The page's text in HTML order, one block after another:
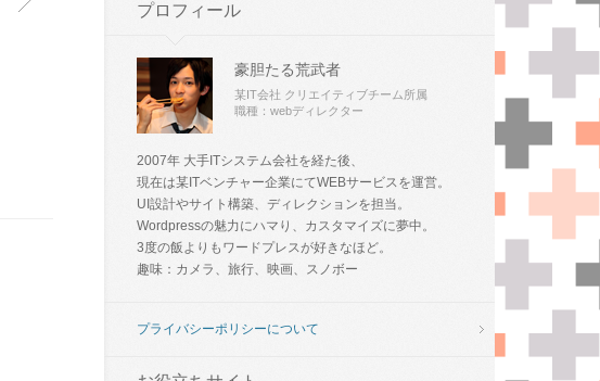
プロフィール
豪胆たる荒武者
某IT会社 クリエイティブチーム所属
職種：webディレクター
2007年 大手ITシステム会社を経た後、
現在は某ITベンチャー企業にてWEBサービスを運営。
UI設計やサイト構築、ディレクションを担当。
Wordpressの魅力にハマり、カスタマイズに夢中。
3度の飯よりもワードプレスが好きなほど。
趣味：カメラ、旅行、映画、スノボー
プライバシーポリシーについて